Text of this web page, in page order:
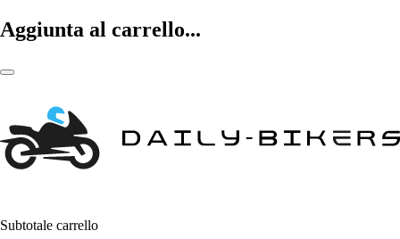
Aggiunta al carrello...
Subtotale carrello